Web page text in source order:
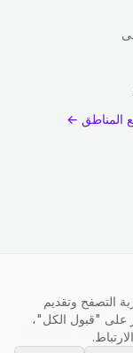
التصفح وتقديم
على "قبول الكل"،
المناطق ←
سياسة الخصوصية